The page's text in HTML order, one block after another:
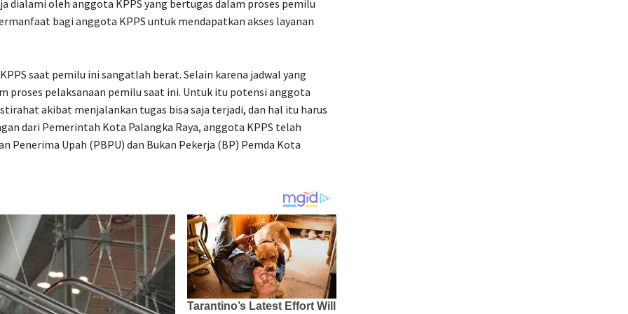
dialami oleh anggota KPPS yang bertugas dalam proses pemilu
bagi anggota KPPS untuk mendapatkan akses layanan
saat pemilu ini sangatlah berat. Selain karena jadwal yang
proses pelaksanaan pemilu saat ini. Untuk itu potensi anggota
akibat menjalankan tugas bisa saja terjadi, dan hal itu harus
dari Pemerintah Kota Palangka Raya, anggota KPPS telah
Penerima Upah (PBPU) dan Bukan Pekerja (BP) Pemda Kota